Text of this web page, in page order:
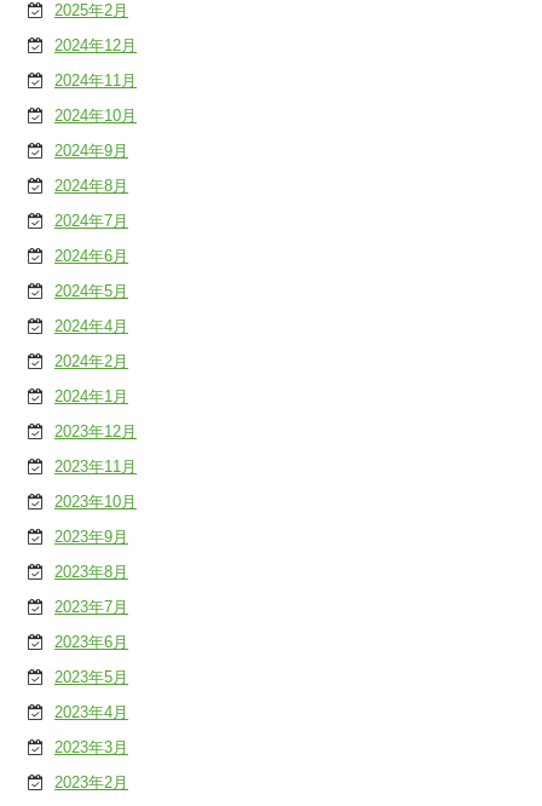
2025年2月
2024年12月
2024年11月
2024年10月
2024年9月
2024年8月
2024年7月
2024年6月
2024年5月
2024年4月
2024年2月
2024年1月
2023年12月
2023年11月
2023年10月
2023年9月
2023年8月
2023年7月
2023年6月
2023年5月
2023年4月
2023年3月
2023年2月